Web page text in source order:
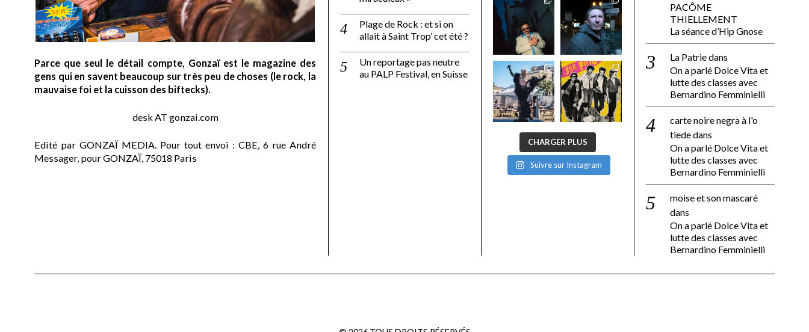
Parce que seul le détail compte, Gonzaï est le magazine des
gens qui en savent beaucoup sur très peu de choses (le rock, la
mauvaise foi et la cuisson des biftecks).
desk AT gonzai.com
Edité par GONZAÏ MEDIA. Pour tout envoi : CBE, 6 rue André
Messager, pour GONZAÏ, 75018 Paris
Plage de Rock : et si on
allait à Saint Trop’ cet été ?
Un reportage pas neutre
au PALP Festival, en Suisse
CHARGER PLUS
Suivre sur Instagram
PACÔME
THIELLEMENT
La séance d’Hip Gnose
La Patriedans
On a parlé Dolce Vita et
lutte des classes avec
Bernardino Femminielli
carte noire negra à l'o
tiededans
On a parlé Dolce Vita et
lutte des classes avec
Bernardino Femminielli
moise et son mascaré
dans
On a parlé Dolce Vita et
lutte des classes avec
Bernardino Femminielli